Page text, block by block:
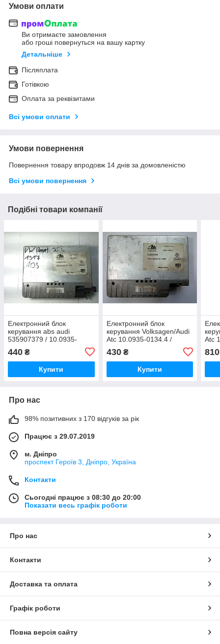
Умови оплати
Ви отримаєте замовлення
або гроші повернуться на вашу картку
Детальніше
Післяплата
Готівкою
Оплата за реквізитами
Всі умови оплати
Умови повернення
Повернення товару впродовж 14 днів за домовленістю
Всі умови повернення
Подібні товари компанії
Електронний блок
керування abs audi
535907379 / 10.0935-
440 ₴
Купити
Електронний блок
керування Volksagen/Audi
Atc 10.0935-0134.4 /
03001-AWCA / 535907379
430₴
Купити
Atc
810
Про нас
98% позитивних з 170 відгуків за рік
Працює з 29.07.2019
м. Дніпро
проспект Героїв 3, Дніпро, Україна
Контакти
Сьогодні працює з 08:30 до 20:00
Показати весь графік роботи
Про нас
Контакти
Доставка та оплата
Графік роботи
Повна версія сайту